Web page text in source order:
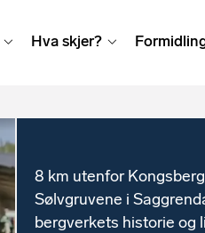
Hva skjer?
8 km utenfor
Sølvgruvene i
bergverkets historie og